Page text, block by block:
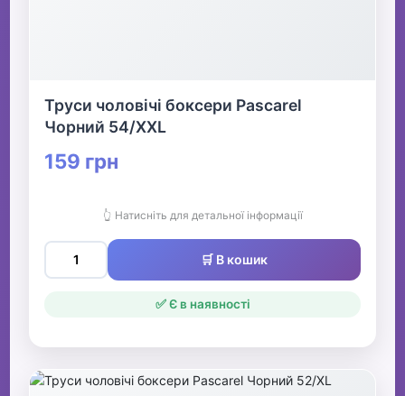
Труси чоловічі боксери Pascarel
Чорний 54/XXL
159 грн
👆 Натисніть для детальної інформації
🛒 В кошик
✅ Є в наявності